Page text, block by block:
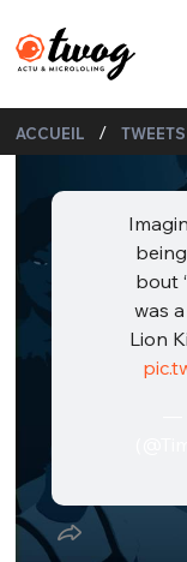
ACCUEIL / TWEETS
bout
was
Lion
JE
PSEUDO*
Que
Ma